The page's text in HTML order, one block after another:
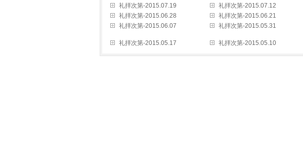
礼拝次第-2015.07.19
礼拝次第-2015.07.12
礼拝次第-2015.06.28
礼拝次第-2015.06.21
礼拝次第-2015.06.07
礼拝次第-2015.05.31
礼拝次第-2015.05.17
礼拝次第-2015.05.10